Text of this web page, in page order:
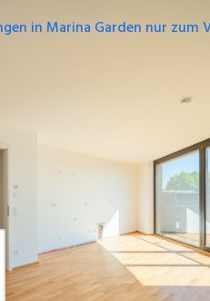
in Marina Garden nur